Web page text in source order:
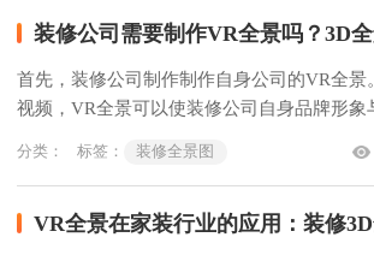
装修公司需要制作VR全景吗？3D全景效
首先，装修公司制作制作自身公司的VR全景
视频，VR全景可以使装修公司自身品牌形象
分类： 标签： 装修全景图
VR全景在家装行业的应用：装修3D全景效